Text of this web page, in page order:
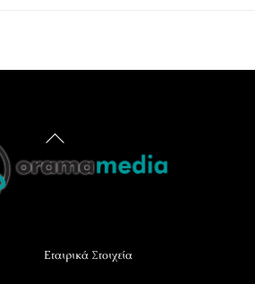
Back
To
Εταιρικά Στοιχεία